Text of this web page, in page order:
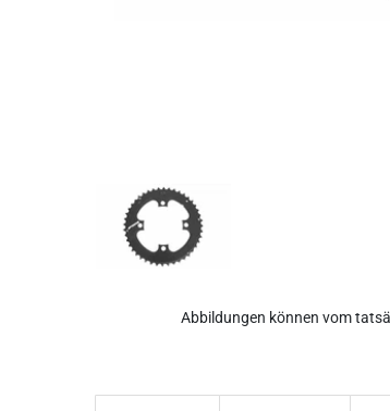
Abbildungen können vom